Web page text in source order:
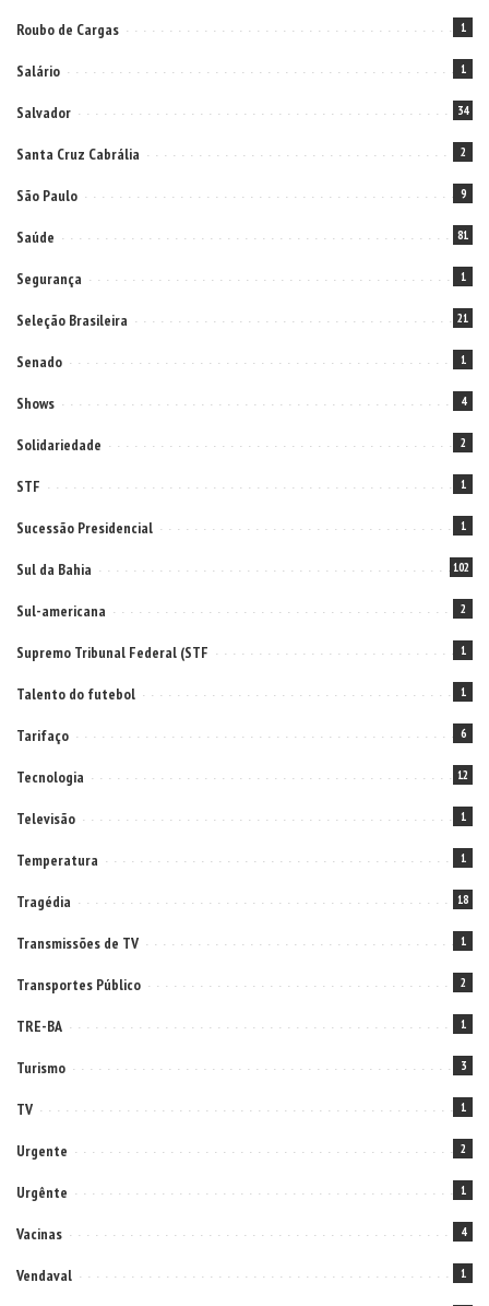
Roubo de Cargas 1
Salário 1
Salvador 34
Santa Cruz Cabrália 2
São Paulo 9
Saúde 81
Segurança 1
Seleção Brasileira 21
Senado 1
Shows 4
Solidariedade 2
STF 1
Sucessão Presidencial 1
Sul da Bahia 102
Sul-americana 2
Supremo Tribunal Federal (STF 1
Talento do futebol 1
Tarifaço 6
Tecnologia 12
Televisão 1
Temperatura 1
Tragédia 18
Transmissões de TV 1
Transportes Público 2
TRE-BA 1
Turismo 3
TV 1
Urgente 2
Urgênte 1
Vacinas 4
Vendaval 1